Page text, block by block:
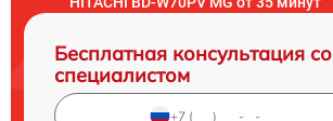
Бесплатная консультация со
специалистом